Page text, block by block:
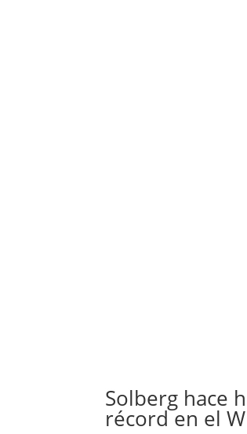
Solberg hace
récord en el